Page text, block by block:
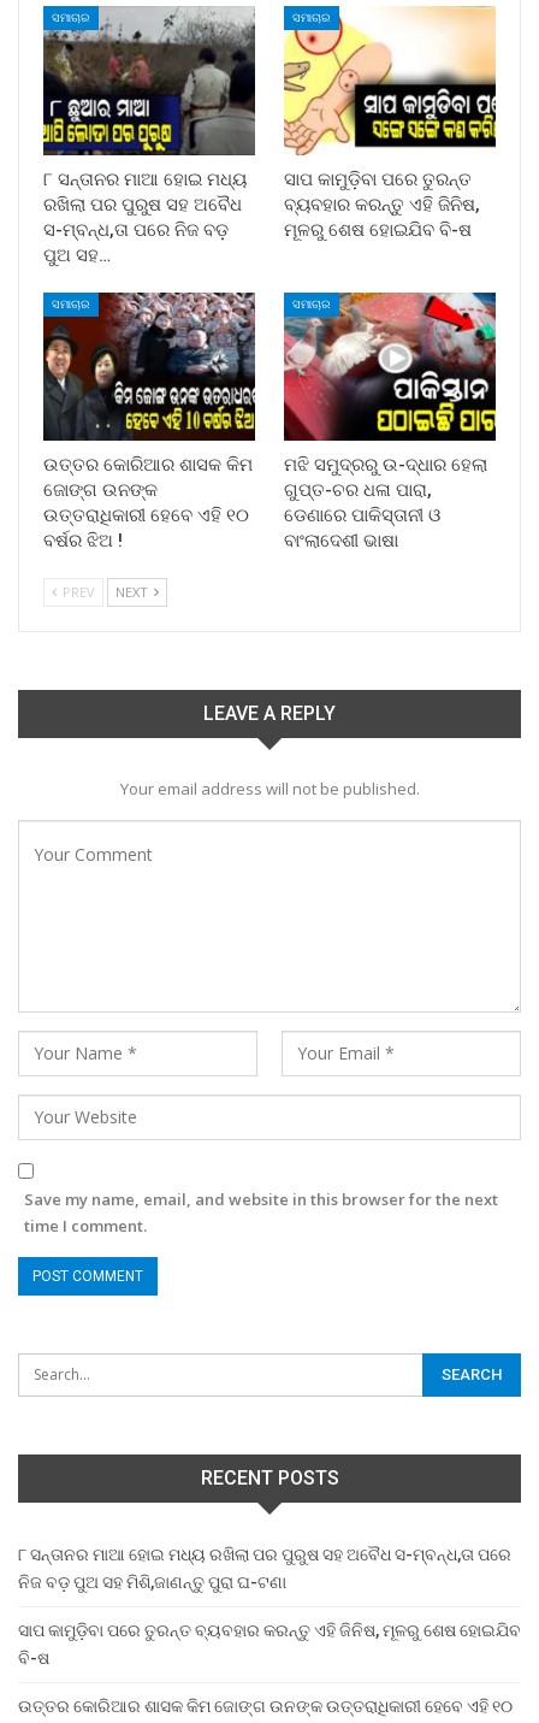
ସମାଚାର
୮ ସନ୍ତାନର ମାଆ ହୋଇ ମଧ୍ୟ
ରଖିଲା ପର ପୁରୁଷ ସହ ଅବୈଧ
ସ-ମ୍ବନ୍ଧ,ତା ପରେ ନିଜ ବଡ଼
ପୁଅ ସହ…
ସମାଚାର
ସାପ କାମୁଡ଼ିବା ପରେ ତୁରନ୍ତ
ବ୍ୟବହାର କରନ୍ତୁ ଏହି ଜିନିଷ,
ମୂଳରୁ ଶେଷ ହୋଇଯିବ ବି-ଷ
ସମାଚାର
ଉତ୍ତର କୋରିଆର ଶାସକ କିମ
ଜୋଙ୍ଗ ଉନଙ୍କ
ଉତ୍ତରାଧିକାରୀ ହେବେ ଏହି ୧୦
ବର୍ଷର ଝିଅ !
ସମାଚାର
ମଝି ସମୁଦ୍ରରୁ ଉ-ଦ୍ଧାର ହେଲା
ଗୁପ୍ତ-ଚର ଧଳା ପାରା,
ଡେଣାରେ ପାକିସ୍ତାନୀ ଓ
ବାଂଲାଦେଶୀ ଭାଷା
PREV NEXT
LEAVE A REPLY
Your email address will not be published.
Save my name, email, and website in this browser for the next
time I comment.
RECENT POSTS
୮ ସନ୍ତାନର ମାଆ ହୋଇ ମଧ୍ୟ ରଖିଲା ପର ପୁରୁଷ ସହ ଅବୈଧ ସ-ମ୍ବନ୍ଧ,ତା ପରେ
ନିଜ ବଡ଼ ପୁଅ ସହ ମିଶି,ଜାଣନ୍ତୁ ପୁରା ଘ-ଟଣା
ସାପ କାମୁଡ଼ିବା ପରେ ତୁରନ୍ତ ବ୍ୟବହାର କରନ୍ତୁ ଏହି ଜିନିଷ, ମୂଳରୁ ଶେଷ ହୋଇଯିବ
ବି-ଷ
ଉତ୍ତର କୋରିଆର ଶାସକ କିମ ଜୋଙ୍ଗ ଉନଙ୍କ ଉତ୍ତରାଧିକାରୀ ହେବେ ଏହି ୧୦